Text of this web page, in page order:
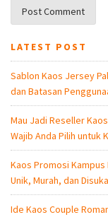
LATEST POST
Sablon Kaos Jersey
dan Batasan
Mau Jadi Reseller
Wajib Anda Pilih untuk
Kaos Promosi Kampus
Unik, Murah, dan
Ide Kaos Couple